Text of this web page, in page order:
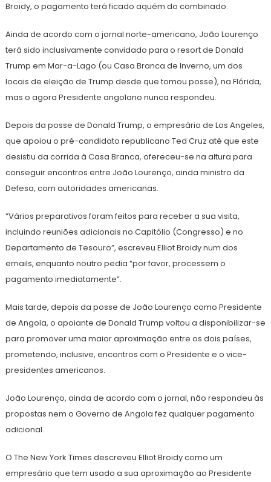
Broidy, o pagamento terá ficado aquém do combinado.
Ainda de acordo com o jornal norte-americano, João Lourenço
terá sido inclusivamente convidado para o resort de Donald
Trump em Mar-a-Lago (ou Casa Branca de Inverno, um dos
locais de eleição de Trump desde que tomou posse), na Flórida,
mas o agora Presidente angolano nunca respondeu.
Depois da posse de Donald Trump, o empresário de Los Angeles,
que apoiou o pré-candidato republicano Ted Cruz até que este
desistiu da corrida à Casa Branca, ofereceu-se na altura para
conseguir encontros entre João Lourenço, ainda ministro da
Defesa, com autoridades americanas.
“Vários preparativos foram feitos para receber a sua visita,
incluindo reuniões adicionais no Capitólio (Congresso) e no
Departamento de Tesouro”, escreveu Elliot Broidy num dos
emails, enquanto noutro pedia “por favor, processem o
pagamento imediatamente”.
Mais tarde, depois da posse de João Lourenço como Presidente
de Angola, o apoiante de Donald Trump voltou a disponibilizar-se
para promover uma maior aproximação entre os dois países,
prometendo, inclusive, encontros com o Presidente e o vice-
presidentes americanos.
João Lourenço, ainda de acordo com o jornal, não respondeu às
propostas nem o Governo de Angola fez qualquer pagamento
adicional.
O The New York Times descreveu Elliot Broidy como um
empresário que tem usado a sua aproximação ao Presidente